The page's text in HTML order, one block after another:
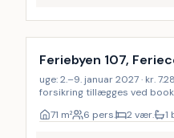
Inkl. rengøring
Feriebyen 107,
uge: 2.–9. januar 2027 · kr.
forsikring tillægges ved
71 m² 6 pers. 2 vær. 1